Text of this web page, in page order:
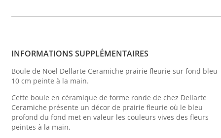
INFORMATIONS SUPPLÉMENTAIRES
Boule de Noël Dellarte Ceramiche prairie fleurie sur fond bleu
10 cm peinte à la main.
Cette boule en céramique de forme ronde de chez Dellarte
Ceramiche présente un décor de prairie fleurie où le bleu
profond du fond met en valeur les couleurs vives des fleurs
peintes à la main.